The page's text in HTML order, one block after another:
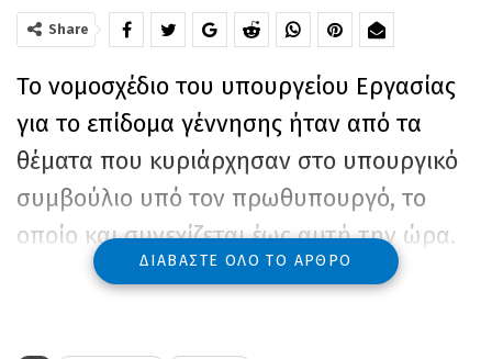
Share
Το νομοσχέδιο του υπουργείου Εργασίας
για το επίδομα γέννησης ήταν από τα
θέματα που κυριάρχησαν στο υπουργικό
συμβούλιο υπό τον πρωθυπουργό, το
οποίο και συνεχίζεται έως αυτή την ώρα.
Σύμφωνα με πληροφορίες θα υπάρχουν
ΔΙΑΒΆΣΤΕ ΌΛΟ ΤΟ ΆΡΘΡΟ